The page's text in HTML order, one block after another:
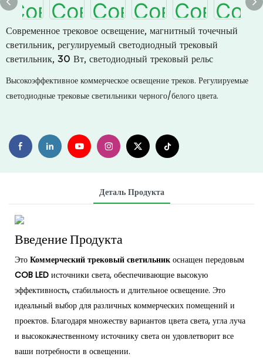
Современное трековое освещение, магнитный точечный
светильник, регулируемый светодиодный трековый
светильник, 30 Вт, светодиодный трековый рельс
Высокоэффективное коммерческое освещение треков. Регулируемые
светодиодные трековые светильники черного/белого цвета.
Деталь Продукта
Введение Продукта
Это Коммерческий трековый светильник оснащен передовым
COB LED источники света, обеспечивающие высокую
эффективность, стабильность и длительное освещение. Это
идеальный выбор для различных коммерческих помещений и
проектов. Благодаря множеству вариантов цвета света, угла луча
и высококачественному источнику света он удовлетворит все
ваши потребности в освещении.